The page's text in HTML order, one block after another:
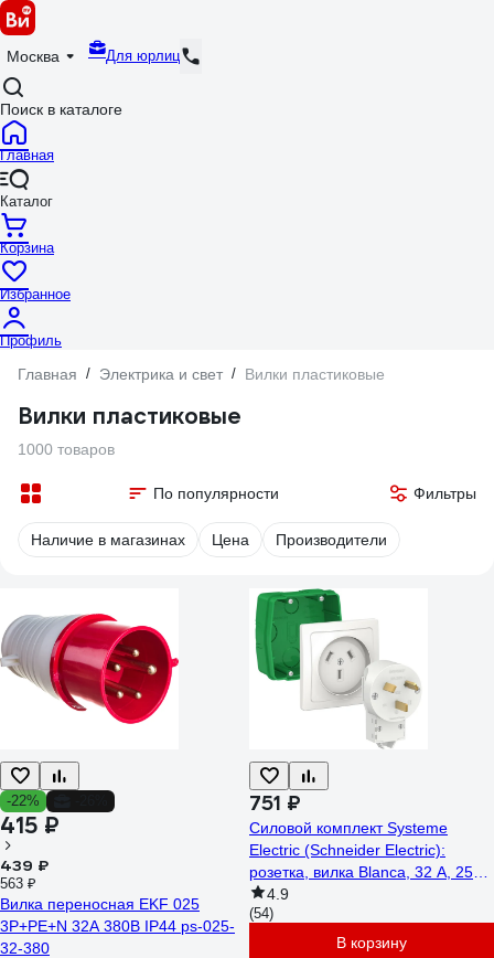
Москва Для юрлиц
Поиск в каталоге
Главная
Каталог
Корзина
Избранное
Профиль
Главная / Электрика и свет / Вилки пластиковые
Вилки пластиковые
1000 товаров
По популярности Фильтры
Наличие в магазинах Цена Производители
-22%
415 ₽
439 ₽
563 ₽
Вилка переносная EKF 025
3Р+РЕ+N 32А 380В IP44 ps-025-
32-380
751 ₽
Силовой комплект Systeme
Electric (Schneider Electric):
розетка, вилка Blanca, 32 А, 250
В, Белый BLNSK013231
4.9
(54)
В корзину